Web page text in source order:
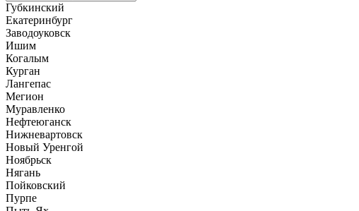
Губкинский
Екатеринбург
Заводоуковск
Ишим
Когалым
Курган
Лангепас
Мегион
Муравленко
Нефтеюганск
Нижневартовск
Новый Уренгой
Ноябрьск
Нягань
Пойковский
Пурпе